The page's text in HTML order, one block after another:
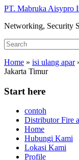
Skip
main
PT. Mabruka Aisypro
Networking, Security
Search
for:
Home » isi ulang apar
Jakarta Timur
Start here
contoh
Distributor Fire
Home
Hubungi Kami
Lokasi Kami
Profile